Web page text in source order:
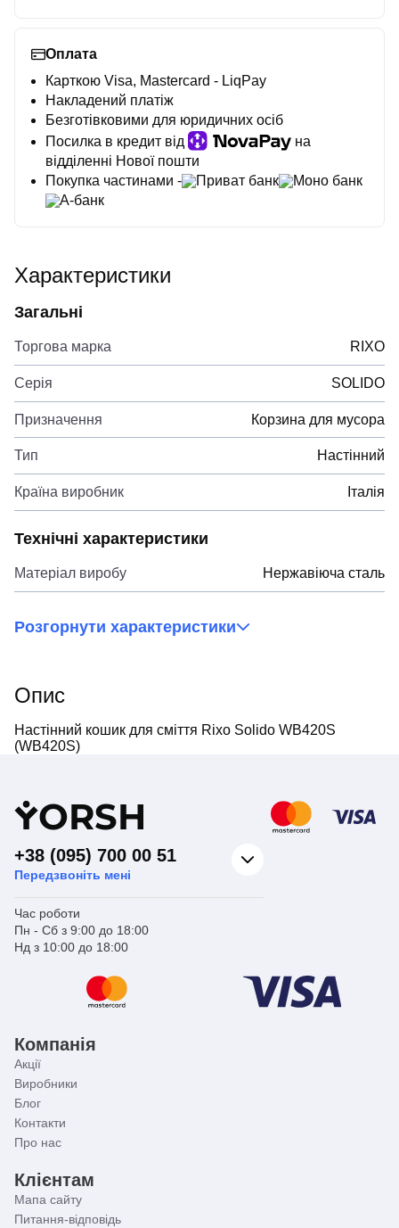
Оплата
Карткою Visa, Mastercard - LiqPay
Накладений платіж
Безготівковими для юридичних осіб
Посилка в кредит від
на
відділенні Нової пошти
Покупка частинами -
Приват банк
Моно банк
А-банк
Характеристики
Загальні
Торгова марка RIXO
Серія SOLIDO
Призначення Корзина для мусора
Тип Настінний
Країна виробник Італія
Технічні характеристики
Матеріал виробу Нержавіюча сталь
Розгорнути характеристики
Опис
Настінний кошик для сміття Rixo Solido WB420S
(WB420S)
YORSH
+38 (095) 700 00 51
Передзвоніть мені
Час роботи
Пн - Сб з 9:00 до 18:00
Нд з 10:00 до 18:00
Компанія
Акції
Виробники
Блог
Контакти
Про нас
Клієнтам
Мапа сайту
Питання-відповідь